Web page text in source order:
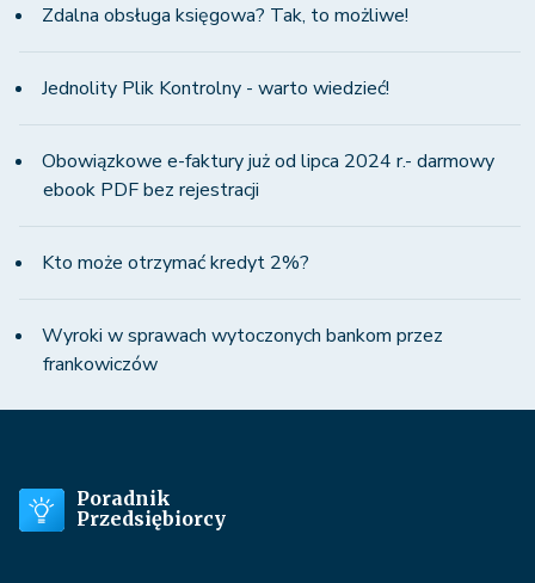
Zdalna obsługa księgowa? Tak, to możliwe!
Jednolity Plik Kontrolny - warto wiedzieć!
Obowiązkowe e-faktury już od lipca 2024 r.- darmowy
ebook PDF bez rejestracji
Kto może otrzymać kredyt 2%?
Wyroki w sprawach wytoczonych bankom przez
frankowiczów
Poradnik
Przedsiębiorcy